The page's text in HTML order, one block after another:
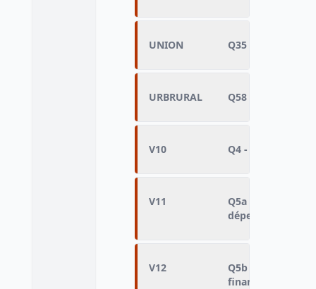
UNION Q35 - Adhésion à
URBRURAL Q58 - Lieu de vie
V10 Q4 - Pire erreur
V11
Q5a - Action du
dépenses de l'Etat
V12
Q5b - Action du
financièrement